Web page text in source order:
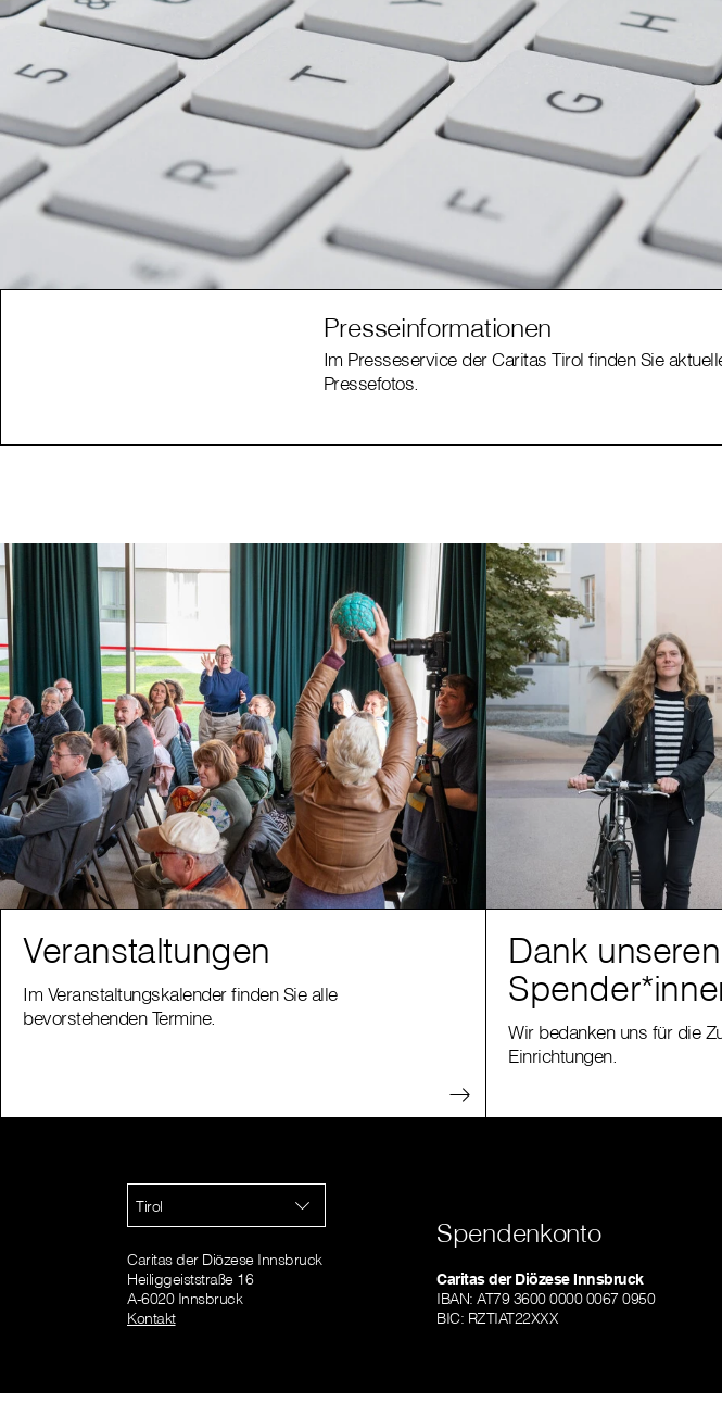
Presseinformationen
Im Presseservice der Caritas Tirol finden Sie
Pressefotos.
Veranstaltungen
Im Veranstaltungskalender finden Sie alle
bevorstehenden Termine.
Dank unseren
Wir bedanken uns für die
Einrichtungen.
Tirol
Caritas der Diözese Innsbruck
Heiliggeiststraße 16
A-6020 Innsbruck
Kontakt
Spendenkonto
Caritas der Diözese Innsbruck
IBAN: AT79 3600 0000 0067 0950
BIC: RZTIAT22XXX